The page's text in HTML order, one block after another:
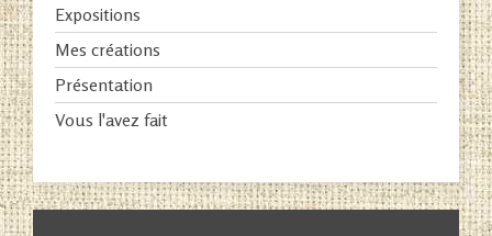
Expositions
Mes créations
Présentation
Vous l'avez fait